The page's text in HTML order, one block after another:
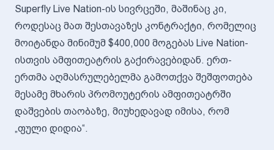
Superfly Live Nation-ის სივრცეში, მაშინაც კი,
როდესაც მათ შესთავაზეს კონტრაქტი, რომელიც
მოიტანდა მინიმუმ $400,000 მოგებას Live Nation-
ისთვის ამფითეატრის გაქირავებიდან. ერთ-
ერთმა აღმასრულებელმა გამოთქვა შეშფოთება
მესამე მხარის პრომოუტერის ამფითეატრში
დაშვების თაობაზე, მიუხედავად იმისა, რომ
„ფული დიდია“.